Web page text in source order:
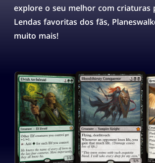
explore o seu melhor com criaturas
Lendas favoritas dos fãs,
muito mais!